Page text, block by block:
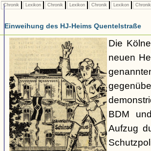
Chronik Lexikon Chronik Lexikon Chronik Lexikon Chronik
Einweihung des HJ-Heims Quentelstraße
Die
neuen
BDM
Aufzug